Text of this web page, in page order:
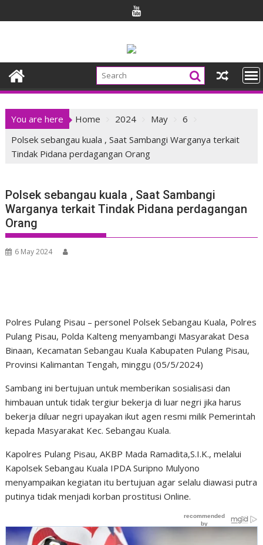
to
You are here Home 2024 May
6
Polsek sebangau kuala , Saat Sambangi Warganya terkait
Tindak Pidana perdagangan Orang
Polsek sebangau kuala , Saat Sambangi
Warganya terkait Tindak Pidana perdagangan
Orang
6 May 2024
Polres Pulang Pisau – personel Polsek Sebangau Kuala, Polres
Pulang Pisau, Polda Kalteng menyambangi Masyarakat Desa
Binaan, Kecamatan Sebangau Kuala Kabupaten Pulang Pisau,
Provinsi Kalimantan Tengah, minggu (05/5/2024)
Sambang ini bertujuan untuk memberikan sosialisasi dan
himbauan untuk tidak tergiur bekerja di luar negri jika harus
bekerja diluar negri upayakan ikut agen resmi milik Pemerintah
kepada Masyarakat Kec. Sebangau Kuala.
Kapolres Pulang Pisau, AKBP Mada Ramadita,S.I.K., melalui
Kapolsek Sebangau Kuala IPDA Suripno Mulyono
menyampaikan kegiatan itu bertujuan agar selalu diawasi putra
putinya tidak menjadi korban prostitusi Online.